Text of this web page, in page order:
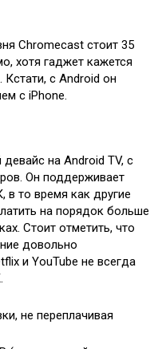
Chromecast стоит 35
хотя гаджет кажется
с Android он
с iPhone.
на Android TV, с
Он поддерживает
то время как другие
на порядок больше
Стоит отметить, что
довольно
и YouTube не всегда